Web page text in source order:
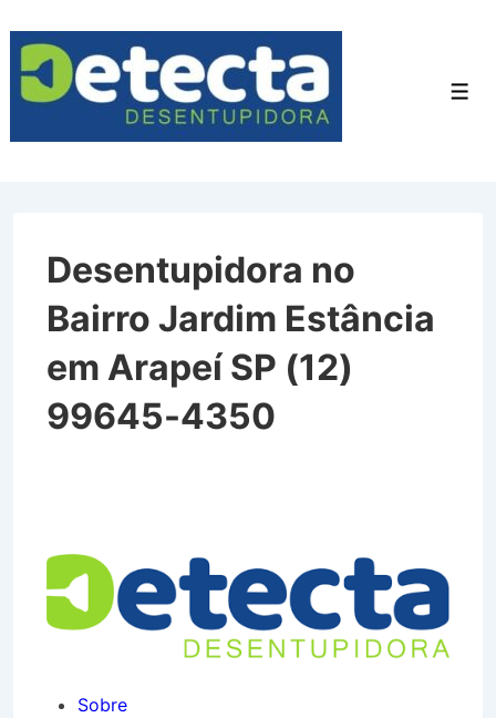
para
Conteúdo
Desentupidora no
Bairro Jardim Estância
em Arapeí SP (12)
99645-4350
Sobre